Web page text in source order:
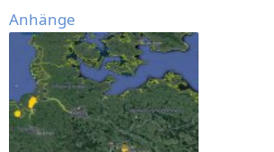
Anhänge